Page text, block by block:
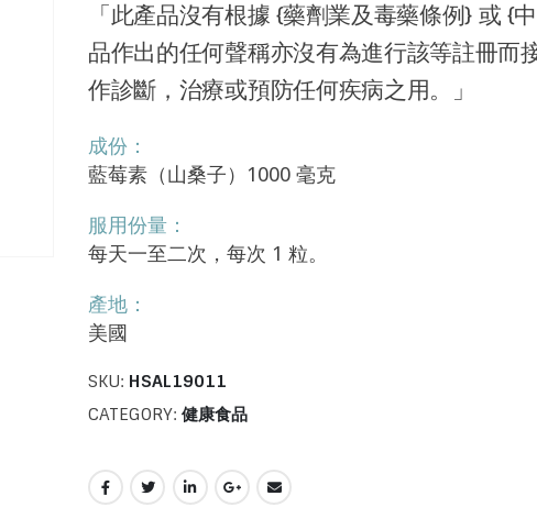
「此產品沒有根據 {藥劑業及毒藥條例} 或 {
品作出的任何聲稱亦沒有為進行該等註冊而
作診斷，治療或預防任何疾病之用。」
成份：
藍莓素（山桑子）1000 毫克
服用份量：
每天一至二次，每次 1 粒。
產地：
美國
SKU: HSAL19011
CATEGORY: 健康食品